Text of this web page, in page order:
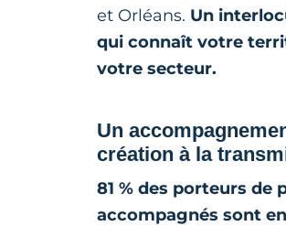
et Orléans. Un
qui connaît votre
votre secteur.
Un
création à la
81 % des porteurs de
accompagnés sont